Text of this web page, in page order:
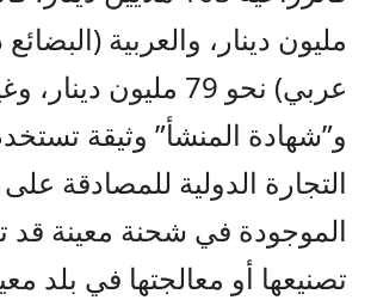
مليون دينار، والعربية
عربي) نحو 79 مليون دينار، وغيرها.
و”شهادة المنشأ” وثيقة
التجارة الدولية للمصادقة
الموجودة في شحنة معينة قد
تصنيعها أو معالجتها في بلد